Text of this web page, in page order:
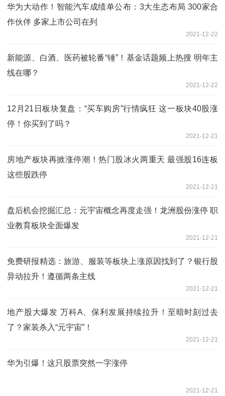
华为大动作！智能汽车成绩单公布：3大生态布局 300家合
作伙伴 多家上市公司在列
2021-12-22
新能源、白酒、医药被轮番“锤”！基金话题频上热搜 明年主
线在哪？
2021-12-22
12月21日板块复盘：“买车购房”行情疯狂 这一板块40股涨
停！你买到了吗？
2021-12-21
房地产板块再掀涨停潮！热门股冰火两重天 最强股16连板
这些股跌停
2021-12-21
盘后机会挖掘汇总：元宇宙概念再度走强！龙洲股份涨停 职
业教育板块全面爆发
2021-12-21
免费研报精选：旅游、服装等板块上涨原因找到了？银行股
异动拉升！遵循两条主线
2021-12-21
地产股大爆发 万科A、保利发展持续拉升！至暗时刻过去
了？家装杀入“元宇宙”！
2021-12-21
华为引爆！这只股票突然一字涨停
2021-12-21